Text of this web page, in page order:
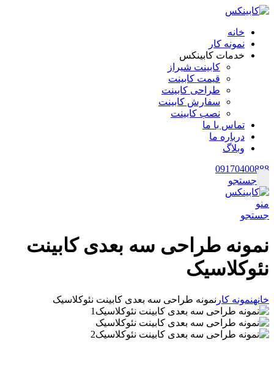
خانه
نمونه کار
خدمات کابینکس
کابینت شیراز
قیمت کابینت
طراحی کابینت
سفارش کابینت
نصب کابینت
تماس با ما
درباره ما
وبلاگ
09170400888
جستجو
منو
جستجو
نمونه طراحی سه بعدی کابینت
نئوکلاسیک
خانهنمونه کار نمونه طراحی سه بعدی کابینت نئوکلاسیک